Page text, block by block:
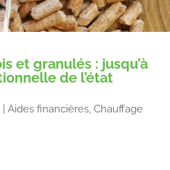
et granulés : jusqu’à
de l’état
|Aides financières,Chauffage